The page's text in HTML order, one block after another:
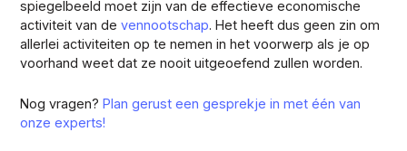
spiegelbeeld moet zijn van de effectieve economische
activiteit van devennootschap. Het heeft dus geen zin om
allerlei activiteiten op te nemen in het voorwerp als je op
voorhand weet dat ze nooit uitgeoefend zullen worden.
Nog vragen?Plan gerust een gesprekje in met één van
onze experts!